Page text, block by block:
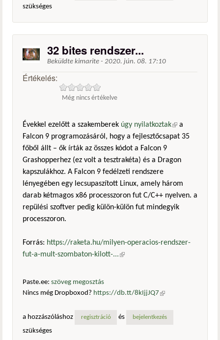
szükséges
32 bites rendszer...
Beküldte kimarite - 2020. jún. 08. 17:10
Értékelés:
Még nincs értékelve
Évekkel ezelőtt a szakemberek úgy nyilatkoztak(külső
hivatkozás)
a
Falcon 9 programozásáról, hogy a fejlesztőcsapat 35
főből állt – ők írták az összes kódot a Falcon 9
Grashopperhez (ez volt a tesztrakéta) és a Dragon
kapszulákhoz. A Falcon 9 fedélzeti rendszere
lényegében egy lecsupaszított Linux, amely három
darab kétmagos x86 processzoron fut C/C++ nyelven. a
repülési szoftver pedig külön-külön fut mindegyik
processzoron.
Forrás: https://raketa.hu/milyen-operacios-rendszer-
fut-a-mult-szombaton-kilott-...(külső hivatkozás)
Paste.ee: szöveg megosztás
Nincs még Dropboxod? https://db.tt/8kIjjJQ7 (külső
a hozzászóláshoz
regisztráció és bejelentkezés
szükséges